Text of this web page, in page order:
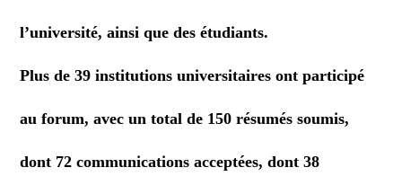
l’université, ainsi que des étudiants.
Plus de 39 institutions universitaires ont participé
au forum, avec un total de 150 résumés soumis,
dont 72 communications acceptées, dont 38